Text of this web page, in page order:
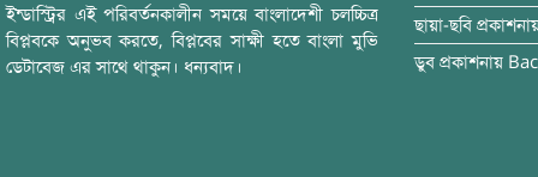
ইন্ডাস্ট্রির এই পরিবর্তনকালীন সময়ে বাংলাদেশী চলচ্চিত্র
বিপ্লবকে অনুভব করতে, বিপ্লবের সাক্ষী হতে বাংলা মুভি
ডেটাবেজ এর সাথে থাকুন। ধন্যবাদ।
ছায়া-ছবি
ডুব প্রকাশনায়